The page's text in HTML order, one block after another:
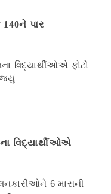
પાર
વિદ્યાર્થીઓએ